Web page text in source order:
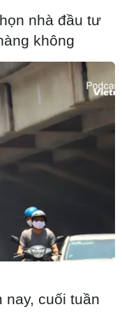
giúp người Việt
địa”?
- nét
Kyoto
biển Kyoto
nhà đầu tư
không
nay, cuối tuần